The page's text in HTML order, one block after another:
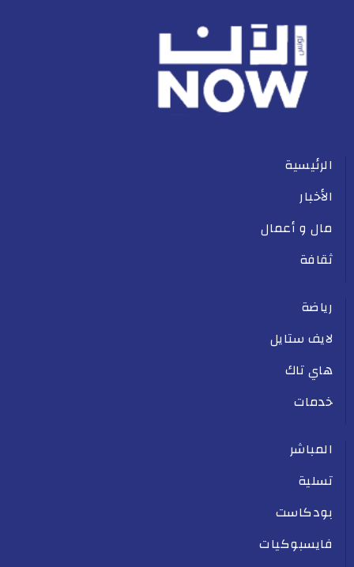
الرئيسية
الأخبار
مال و أعمال
ثقافة
رياضة
لايف ستايل
هاي تاك
خدمات
المباشر
تسلية
بودكاست
فايسبوكيات